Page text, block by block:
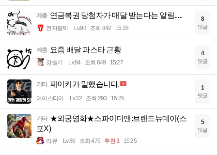
계층 연금복권 당첨자가 매달 받는다는 알림.....
전자팔찌 Lv.93 조회 842 15:28
8
댓글
계층 요즘 배달 파스타 근황
강슬기 Lv.94 조회 649 15:27
4
댓글
기타 페이커가 말했습니다.
아이스티이 Lv.32 조회 293 15:25
1
댓글
기타 ★외궁영화★스파이더맨:브랜드뉴데이(스
포X)
리뷰 Lv.86 조회 475 추천 3 15:25
5
댓글